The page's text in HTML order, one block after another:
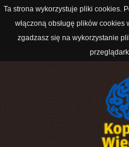
Ta strona wykorzystuje pliki cookies.
włączoną obsługę plików
zgadzasz się na wykorzystanie